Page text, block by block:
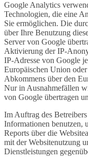
Google Analytics
Technologien, die eine
Sie ermöglichen. Die
über Ihre Benutzung
Server von Google
Aktivierung der IP-
IP-Adresse von Google
Europäischen Union oder
Abkommens über den
Nur in Ausnahmefällen
von Google übertragen
Im Auftrag des
Informationen benutzen,
Reports über die
mit der Websitenutzung
Dienstleistungen